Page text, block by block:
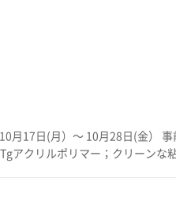
ート；短時間のUV架橋可能な